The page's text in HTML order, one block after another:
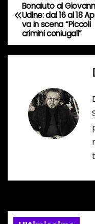
c
o
r
s
a
v
e
Bonaiuto al
Udine: dal 16 al 18
va in scena “Piccoli
crimini coniugali”